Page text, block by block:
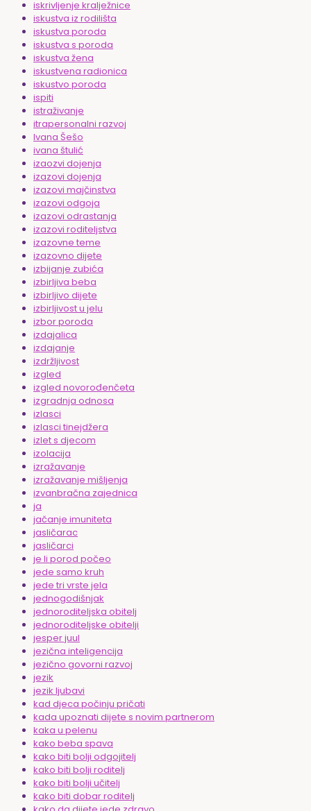
iskrivljenje kralježnice
iskustva iz rodilišta
iskustva poroda
iskustva s poroda
iskustva žena
iskustvena radionica
iskustvo poroda
ispiti
istraživanje
itrapersonalni razvoj
Ivana Šešo
ivana štulić
izaozvi dojenja
izazovi dojenja
izazovi majčinstva
izazovi odgoja
izazovi odrastanja
izazovi roditeljstva
izazovne teme
izazovno dijete
izbijanje zubića
izbirljiva beba
izbirljivo dijete
izbirljivost u jelu
izbor poroda
izdajalica
izdajanje
izdržljivost
izgled
izgled novorođenčeta
izgradnja odnosa
izlasci
izlasci tinejdžera
izlet s djecom
izolacija
izražavanje
izražavanje mišljenja
izvanbračna zajednica
ja
jačanje imuniteta
jasličarac
jasličarci
je li porod počeo
jede samo kruh
jede tri vrste jela
jednogodišnjak
jednoroditeljska obitelj
jednoroditeljske obitelji
jesper juul
jezična inteligencija
jezično govorni razvoj
jezik
jezik ljubavi
kad djeca počinju pričati
kada upoznati dijete s novim partnerom
kaka u pelenu
kako beba spava
kako biti bolji odgojitelj
kako biti bolji roditelj
kako biti bolji učitelj
kako biti dobar roditelj